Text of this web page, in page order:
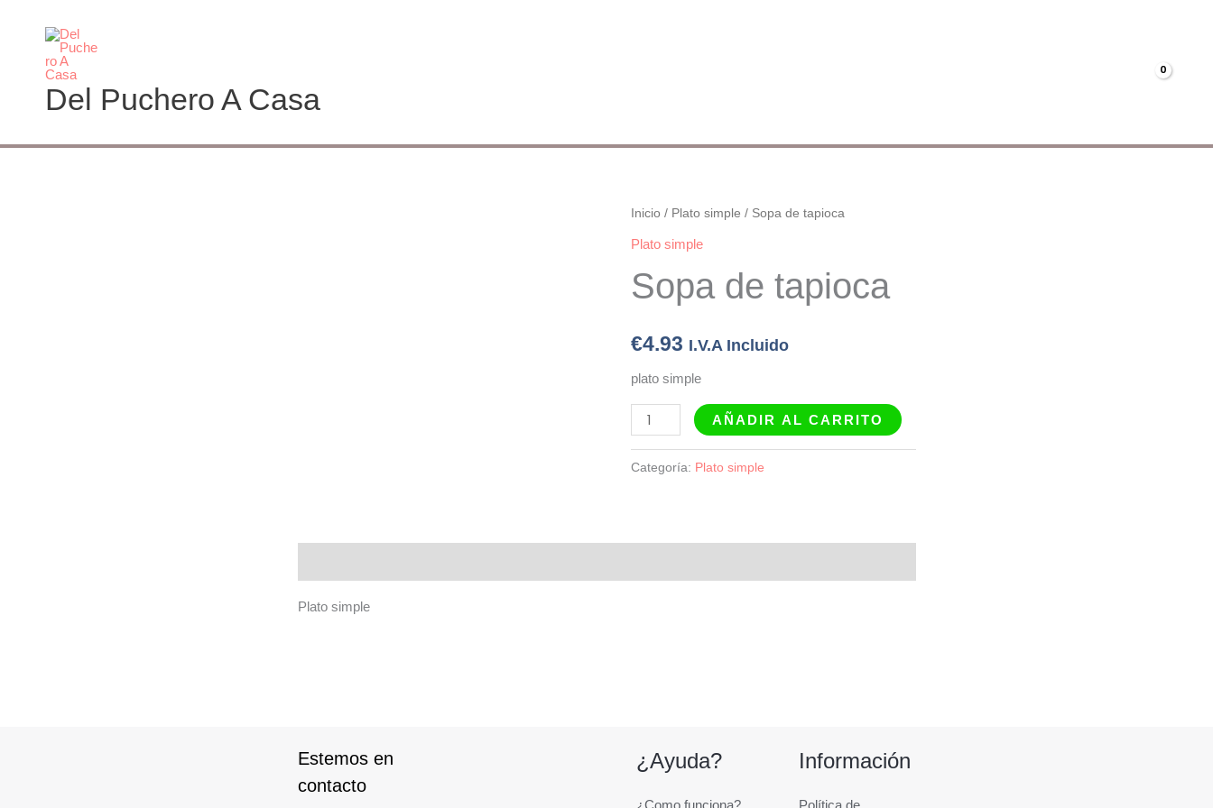
contenido
Del Puchero A Casa
Inicio / Plato simple / Sopa de tapioca
Plato simple
Sopa de tapioca
€4.93 I.V.A Incluido
plato simple
Sopa
de
cantidad
AÑADIR AL CARRITO
Categoría: Plato simple
Plato simple
Estemos en
contacto
¿Ayuda?
¿Como funciona?
Información
Política de